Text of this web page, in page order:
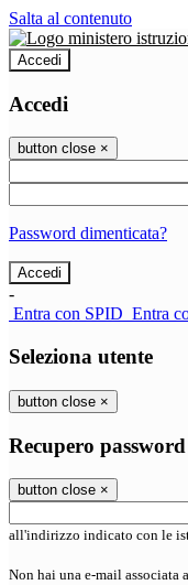
Salta al contenuto
Accedi
Accedi
button close ×
Password dimenticata?
-
Entra con SPID Entra
Seleziona utente
button close ×
Recupero password
button close ×
all'indirizzo indicato con le
Non hai una e-mail associata